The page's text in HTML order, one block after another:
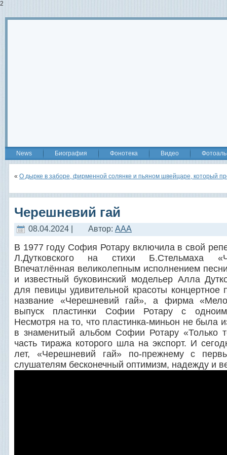
2
News Биография Фонотека Видео
« О дырке в заборе, фирменной солянке и пьяном швейцаре, который
Черешневий гай
08.04.2024 | Автор: AAA
В 1977 году София Ротару включила в свой
Л.Дутковского на стихи Б.Стельмаха
Впечатлённая великолепным исполнением
и известный буковинский модельер Алла
для певицы удивительной красоты концертное
название «Черешневий гай», а фирма
выпуск пластинки Софии Ротару с
Несмотря на то, что пластинка-миньон не была
в знаменитый альбом Софии Ротару «Только
часть тиража которого шла на экспорт. И
лет, «Черешневий гай» по-прежнему с
слушателям бесконечный оптимизм, надежду и